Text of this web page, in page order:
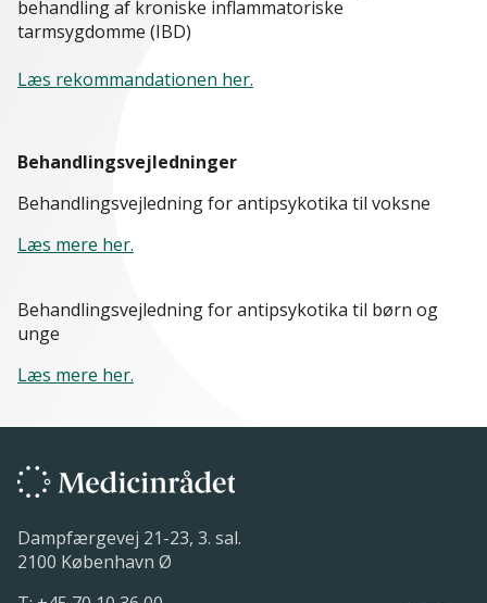
behandling af kroniske inflammatoriske
tarmsygdomme (IBD)
Læs rekommandationen her.
Behandlingsvejledninger
Behandlingsvejledning for antipsykotika til voksne
Læs mere her.
Behandlingsvejledning for antipsykotika til børn og
unge
Læs mere her.
Dampfærgevej 21-23, 3. sal.
2100 København Ø